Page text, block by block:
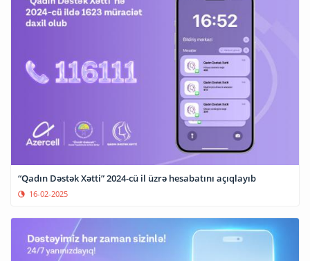
“Qadın Dəstək Xətti” 2024-cü il üzrə hesabatını açıqlayıb
16-02-2025